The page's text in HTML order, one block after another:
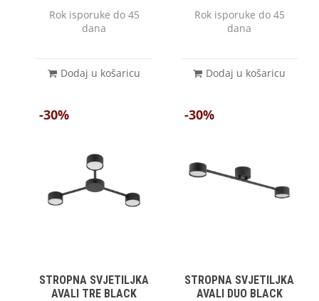
Rok isporuke do 45
dana
Dodaj u košaricu
Rok isporuke do 45
dana
Dodaj u košaricu
-30%
STROPNA SVJETILJKA
AVALI TRE BLACK
-30%
STROPNA SVJETILJKA
AVALI DUO BLACK